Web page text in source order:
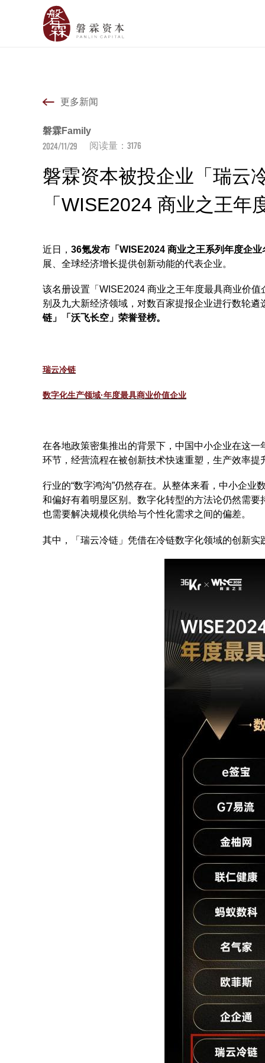
更多新闻
磐霖Family
2024/11/29 阅读量： 3176
磐霖资本被投企业「瑞云
「WISE2024 商业之王年
近日， 36氪发布「WISE2024 商业之王系列年度企业
展、全球经济增长提供创新动能的代表企业。
该名册设置「WISE2024 商业之王年度最具商业价
别及九大新经济领域，对数百家提报企业进行数轮
链」「沃飞长空」荣誉登榜。
瑞云冷链
数字化生产领域·年度最具商业价值企业
在各地政策密集推出的背景下，中国中小企业在这
环节，经营流程在被创新技术快速重塑，生产效率提
行业的“数字鸿沟”仍然存在。从整体来看，中小企
和偏好有着明显区别。数字化转型的方法论仍然需
也需要解决规模化供给与个性化需求之间的偏差。
其中，「瑞云冷链」凭借在冷链数字化领域的创新